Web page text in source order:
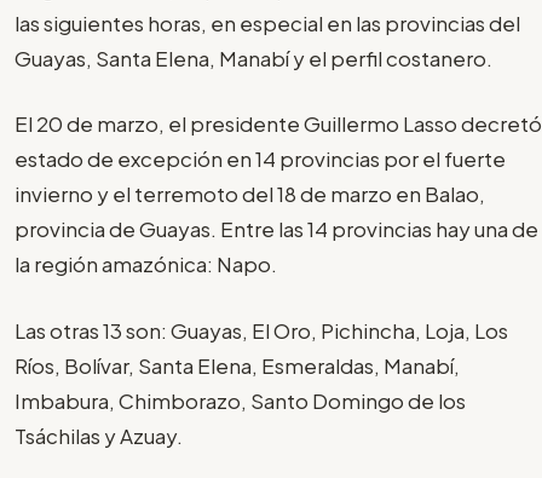
las siguientes horas, en especial en las provincias del
Guayas, Santa Elena, Manabí y el perfil costanero.
El 20 de marzo, el presidente Guillermo Lasso decretó
estado de excepción en 14 provincias por el fuerte
invierno y el terremoto del 18 de marzo en Balao,
provincia de Guayas. Entre las 14 provincias hay una de
la región amazónica: Napo.
Las otras 13 son: Guayas, El Oro, Pichincha, Loja, Los
Ríos, Bolívar, Santa Elena, Esmeraldas, Manabí,
Imbabura, Chimborazo, Santo Domingo de los
Tsáchilas y Azuay.